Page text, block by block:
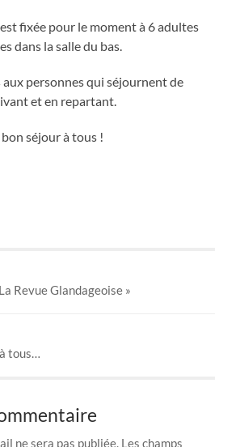
est fixée pour le moment à 6 adultes
dans la salle du bas.
personnes qui séjournent de
et en repartant.
séjour à tous !
Revue Glandageoise »
tous…
ne sera pas publiée. Les champs